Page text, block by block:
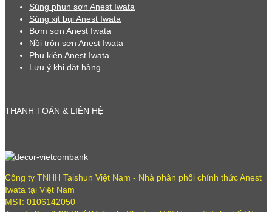
Súng phun sơn Anest Iwata
Súng xịt bụi Anest Iwata
Bơm sơn Anest Iwata
Nồi trộn sơn Anest Iwata
Phụ kiện Anest Iwata
Lưu ý khi đặt hàng
THANH TOÁN & LIÊN HỆ
Công ty TNHH Taishun Việt Nam - Nhà phân phối chính thức Anest
Iwata tại Việt Nam
MST: 0106142050